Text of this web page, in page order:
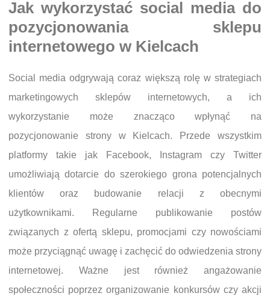
Jak wykorzystać social media do
pozycjonowania sklepu
internetowego w Kielcach
Social media odgrywają coraz większą rolę w strategiach
marketingowych sklepów internetowych, a ich
wykorzystanie może znacząco wpłynąć na
pozycjonowanie strony w Kielcach. Przede wszystkim
platformy takie jak Facebook, Instagram czy Twitter
umożliwiają dotarcie do szerokiego grona potencjalnych
klientów oraz budowanie relacji z obecnymi
użytkownikami. Regularne publikowanie postów
związanych z ofertą sklepu, promocjami czy nowościami
może przyciągnąć uwagę i zachęcić do odwiedzenia strony
internetowej. Ważne jest również angażowanie
społeczności poprzez organizowanie konkursów czy akcji